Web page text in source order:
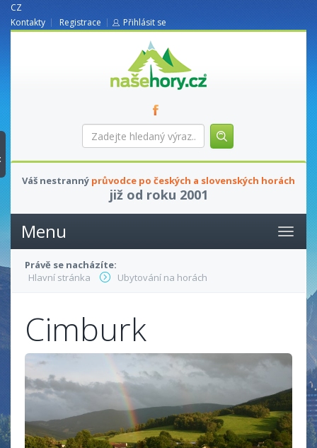
CZ
Kontakty
Registrace Přihlásit se
nasehory.cz
Zadejte
hledaný
Váš nestranný průvodce po českých a slovenských horách
již od roku 2001
Menu
Právě se nacházíte:
Hlavní stránka
Ubytování na horách
Cimburk